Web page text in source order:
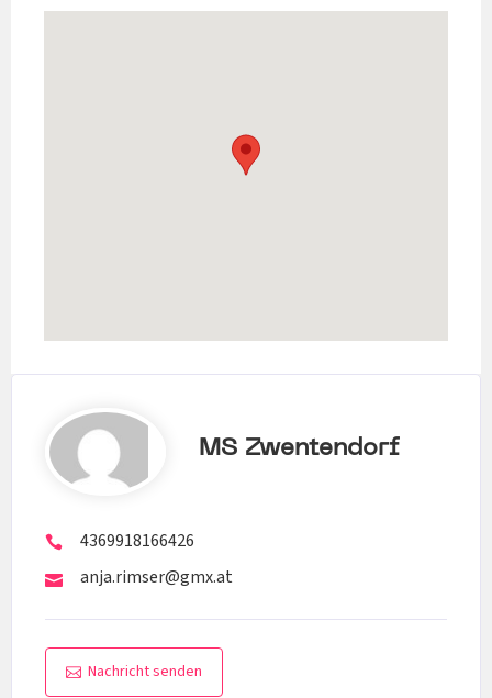
MS Zwentendorf
4369918166426
anja.rimser@gmx.at
Nachricht senden